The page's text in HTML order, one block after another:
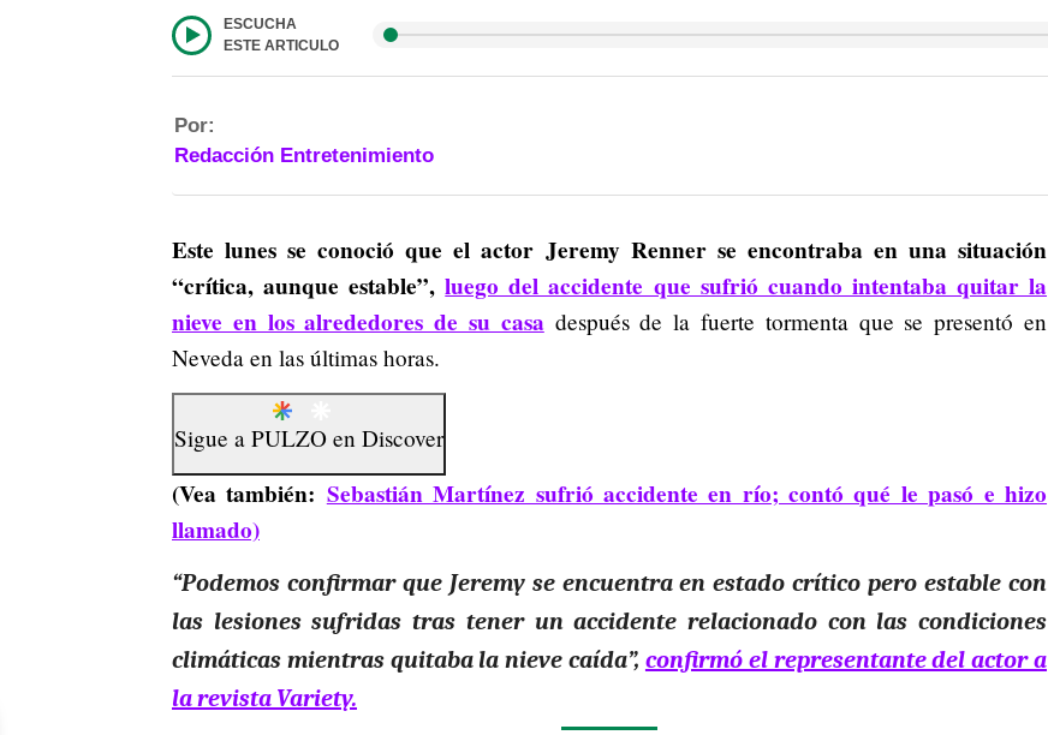
ESCUCHA
ESTE ARTICULO
Por:
Redacción Entretenimiento
Este lunes se conoció que el actor Jeremy Renner se encontraba en una situación
“crítica, aunque estable”, luego del accidente que sufrió cuando intentaba quitar la
nieve en los alrededores de su casadespués de la fuerte tormenta que se presentó en
Neveda en las últimas horas.
Sigue a PULZO en Discover
(Vea también: Sebastián Martínez sufrió accidente en río; contó qué le pasó e hizo
llamado)
“Podemos confirmar que Jeremy se encuentra en estado crítico pero estable con
las lesiones sufridas tras tener un accidente relacionado con las condiciones
climáticas mientras quitaba la nieve caída”, confirmó el representante del actor a
la revista Variety.